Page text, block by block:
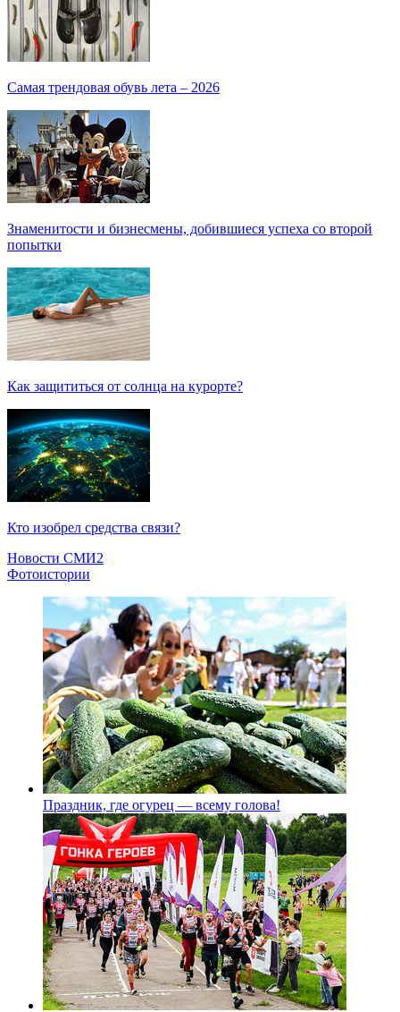
Самая трендовая обувь лета – 2026
Знаменитости и бизнесмены, добившиеся успеха со второй
попытки
Как защититься от солнца на курорте?
Кто изобрел средства связи?
Новости СМИ2
Фотоистории
Праздник, где огурец — всему голова!